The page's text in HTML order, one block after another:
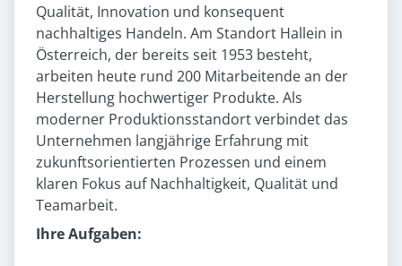
Qualität, Innovation und konsequent
nachhaltiges Handeln. Am Standort Hallein in
Österreich, der bereits seit 1953 besteht,
arbeiten heute rund 200 Mitarbeitende an der
Herstellung hochwertiger Produkte. Als
moderner Produktionsstandort verbindet das
Unternehmen langjährige Erfahrung mit
zukunftsorientierten Prozessen und einem
klaren Fokus auf Nachhaltigkeit, Qualität und
Teamarbeit.
Ihre Aufgaben: